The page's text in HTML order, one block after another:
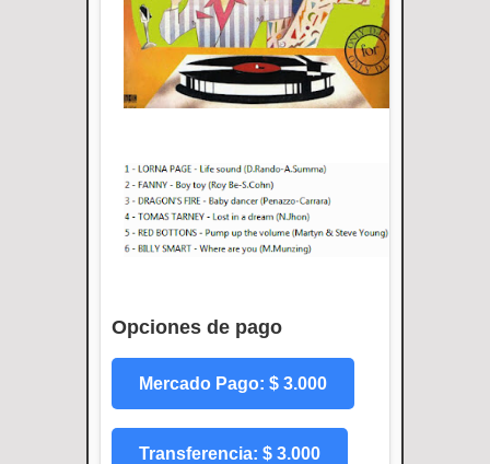
Opciones de pago
Mercado Pago: $ 3.000
Transferencia: $ 3.000